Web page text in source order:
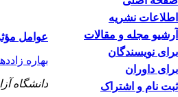
اطلاعات نشریه
آرشیو مجله و مقالات
برای نویسندگان
برای داوران
ثبت نام و اشتراک
عوامل
بهاره
دانشگاه